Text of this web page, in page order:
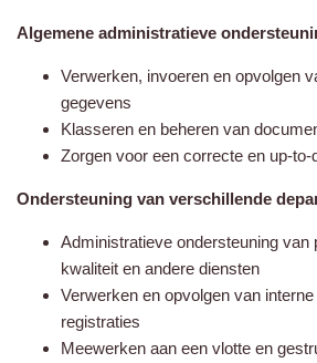
Algemene administratieve
Verwerken, invoeren en opvolgen
gegevens
Klasseren en beheren van
Zorgen voor een correcte en up-to-
Ondersteuning van verschillende
Administratieve ondersteuning van
kwaliteit en andere diensten
Verwerken en opvolgen van
registraties
Meewerken aan een vlotte en